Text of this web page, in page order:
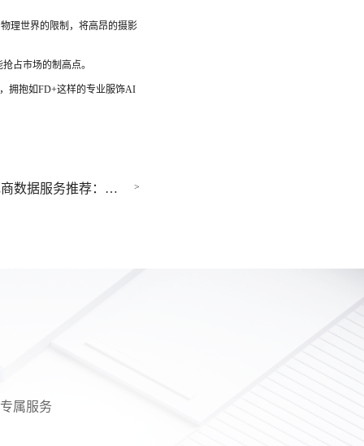
理世界的限制，将高昂的摄影
占市场的制高点。
拥抱如FD+这样的专业服饰AI
淘系电商数据服务推荐：生意参谋 + 炼丹炉解决 90% 的需求 >
属服务